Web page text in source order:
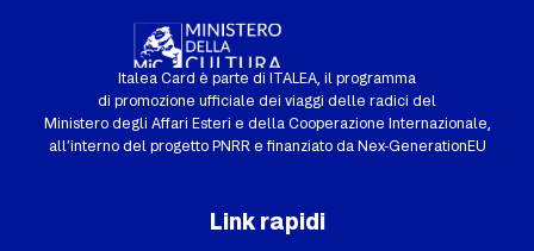
Italea Card è parte di ITALEA, il programma
di promozione ufficiale dei viaggi delle radici del
Ministero degli Affari Esteri e della Cooperazione Internazionale,
all’interno del progetto PNRR e finanziato da Nex-GenerationEU
Link rapidi